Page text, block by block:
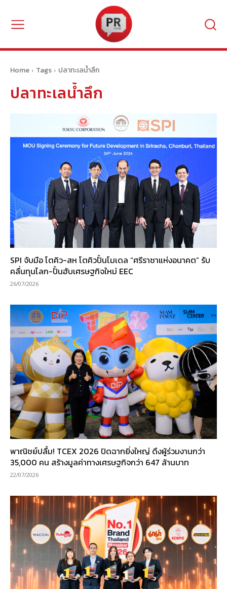
Home Tags ปลาทะเลน้ำลึก
ปลาทะเลน้ำลึก
SPI จับมือ โตคิว-สห โตคิวปั้นโมเดล “ศรีราชาแห่งอนาคต” รับ
คลื่นทุนโลก-ปั้นฮับเศรษฐกิจใหม่ EEC
26/07/2026
พาณิชย์ปลื้ม! TCEX 2026 ปิดฉากยิ่งใหญ่ ดึงผู้ร่วมงานกว่า
35,000 คน สร้างมูลค่าทางเศรษฐกิจกว่า 647 ล้านบาท
22/07/2026